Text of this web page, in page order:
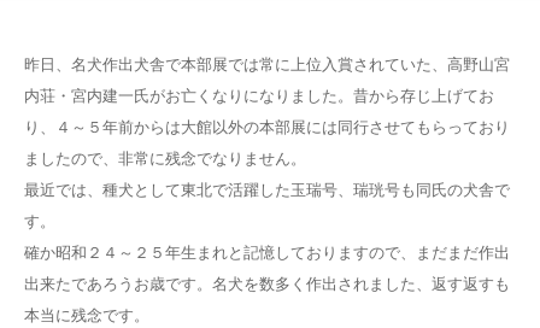
昨日、名犬作出犬舎で本部展では常に上位入賞されていた、高野山宮
内荘・宮内建一氏がお亡くなりになりました。昔から存じ上げてお
り、４～５年前からは大館以外の本部展には同行させてもらっており
ましたので、非常に残念でなりません。
最近では、種犬として東北で活躍した玉瑞号、瑞珖号も同氏の犬舎で
す。
確か昭和２４～２５年生まれと記憶しておりますので、まだまだ作出
出来たであろうお歳です。名犬を数多く作出されました、返す返すも
本当に残念です。
お役立ちコラム
お問い合わせ